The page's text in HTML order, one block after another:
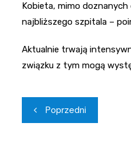
Kobieta, mimo
najbliższego szpitala –
Aktualnie trwają
związku z tym mogą
Nawigacja
wpisu
Poprzedni